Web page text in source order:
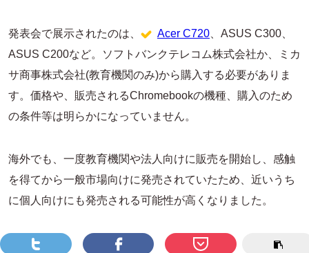
発表会で展示されたのは、 Acer C720 、ASUS C300、
ASUS C200など。ソフトバンクテレコム株式会社か、ミカ
サ商事株式会社(教育機関のみ)から購入する必要がありま
す。価格や、販売されるChromebookの機種、購入のため
の条件等は明らかになっていません。
海外でも、一度教育機関や法人向けに販売を開始し、感触
を得てから一般市場向けに発売されていたため、近いうち
に個人向けにも発売される可能性が高くなりました。